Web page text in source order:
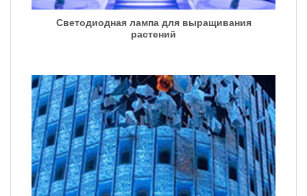
Светодиодная лампа для выращивания
растений